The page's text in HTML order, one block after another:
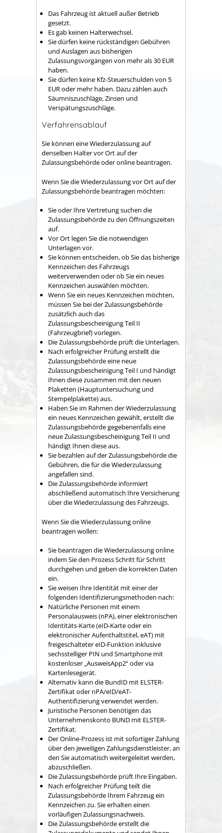
Das Fahrzeug ist aktuell außer Betrieb
gesetzt.
Es gab keinen Halterwechsel.
Sie dürfen keine rückständigen Gebühren
und Auslagen aus bisherigen
Zulassungsvorgängen von mehr als 30 EUR
haben.
Sie dürfen keine Kfz-Steuerschulden von 5
EUR oder mehr haben. Dazu zählen auch
Säumniszuschläge, Zinsen und
Verspätungszuschläge.
Verfahrensablauf
Sie können eine Wiederzulassung auf
denselben Halter vor Ort auf der
Zulassungsbehörde oder online beantragen.
Wenn Sie die Wiederzulassung vor Ort auf der
Zulassungsbehörde beantragen möchten:
Sie oder Ihre Vertretung suchen die
Zulassungsbehörde zu den Öffnungszeiten
auf.
Vor Ort legen Sie die notwendigen
Unterlagen vor.
Sie können entscheiden, ob Sie das bisherige
Kennzeichen des Fahrzeugs
weiterverwenden oder ob Sie ein neues
Kennzeichen auswählen möchten.
Wenn Sie ein neues Kennzeichen möchten,
müssen Sie bei der Zulassungsbehörde
zusätzlich auch das
Zulassungsbescheinigung Teil II
(Fahrzeugbrief) vorlegen.
Die Zulassungsbehörde prüft die Unterlagen.
Nach erfolgreicher Prüfung erstellt die
Zulassungsbehörde eine neue
Zulassungsbescheinigung Teil I und händigt
Ihnen diese zusammen mit den neuen
Plaketten (Hauptuntersuchung und
Stempelplakette) aus.
Haben Sie im Rahmen der Wiederzulassung
ein neues Kennzeichen gewählt, erstellt die
Zulassungsbehörde gegebenenfalls eine
neue Zulassungsbescheinigung Teil II und
händigt Ihnen diese aus.
Sie bezahlen auf der Zulassungsbehörde die
Gebühren, die für die Wiederzulassung
angefallen sind.
Die Zulassungsbehörde informiert
abschließend automatisch Ihre Versicherung
über die Wiederzulassung des Fahrzeugs.
Wenn Sie die Wiederzulassung online
beantragen wollen:
Sie beantragen die Wiederzulassung online
indem Sie den Prozess Schritt für Schritt
durchgehen und geben die korrekten Daten
ein.
Sie weisen Ihre Identität mit einer der
folgenden Identifizierungsmethoden nach:
Natürliche Personen mit einem
Personalausweis (nPA), einer elektronischen
Identitäts-Karte (eID-Karte oder ein
elektronischer Aufenthaltstitel, eAT) mit
freigeschalteter eID-Funktion inklusive
sechsstelliger PIN und Smartphone mit
kostenloser „AusweisApp2“ oder via
Kartenlesegerät.
Alternativ kann die BundID mit ELSTER-
Zertifikat oder nPA/eID/eAT-
Authentifizierung verwendet werden.
Juristische Personen benötigen das
Unternehmenskonto BUND mit ELSTER-
Zertifikat.
Der Online-Prozess ist mit sofortiger Zahlung
über den jeweiligen Zahlungsdienstleister, an
den Sie automatisch weitergeleitet werden,
abzuschließen.
Die Zulassungsbehörde prüft Ihre Eingaben.
Nach erfolgreicher Prüfung teilt die
Zulassungsbehörde Ihrem Fahrzeug ein
Kennzeichen zu. Sie erhalten einen
vorläufigen Zulassungsnachweis.
Die Zulassungsbehörde erstellt die